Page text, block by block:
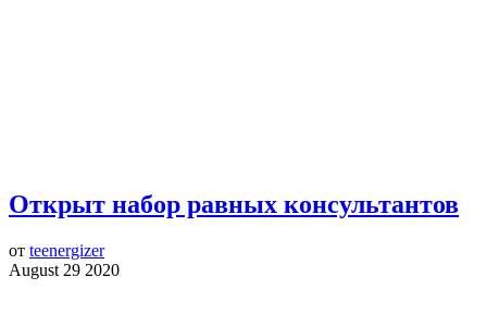
Открыт набор равных консультантов
от teenergizer
August 29 2020